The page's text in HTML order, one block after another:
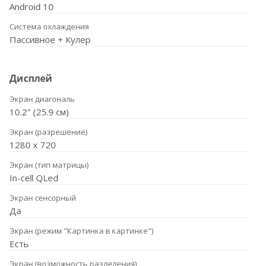
Android 10
Система охлаждения
Пассивное + Кулер
Дисплей
Экран диагональ
10.2" (25.9 см)
Экран (разрешение)
1280 х 720
Экран (тип матрицы)
In-cell QLed
Экран сенсорный
Да
Экран (режим "Картинка в картинке")
Есть